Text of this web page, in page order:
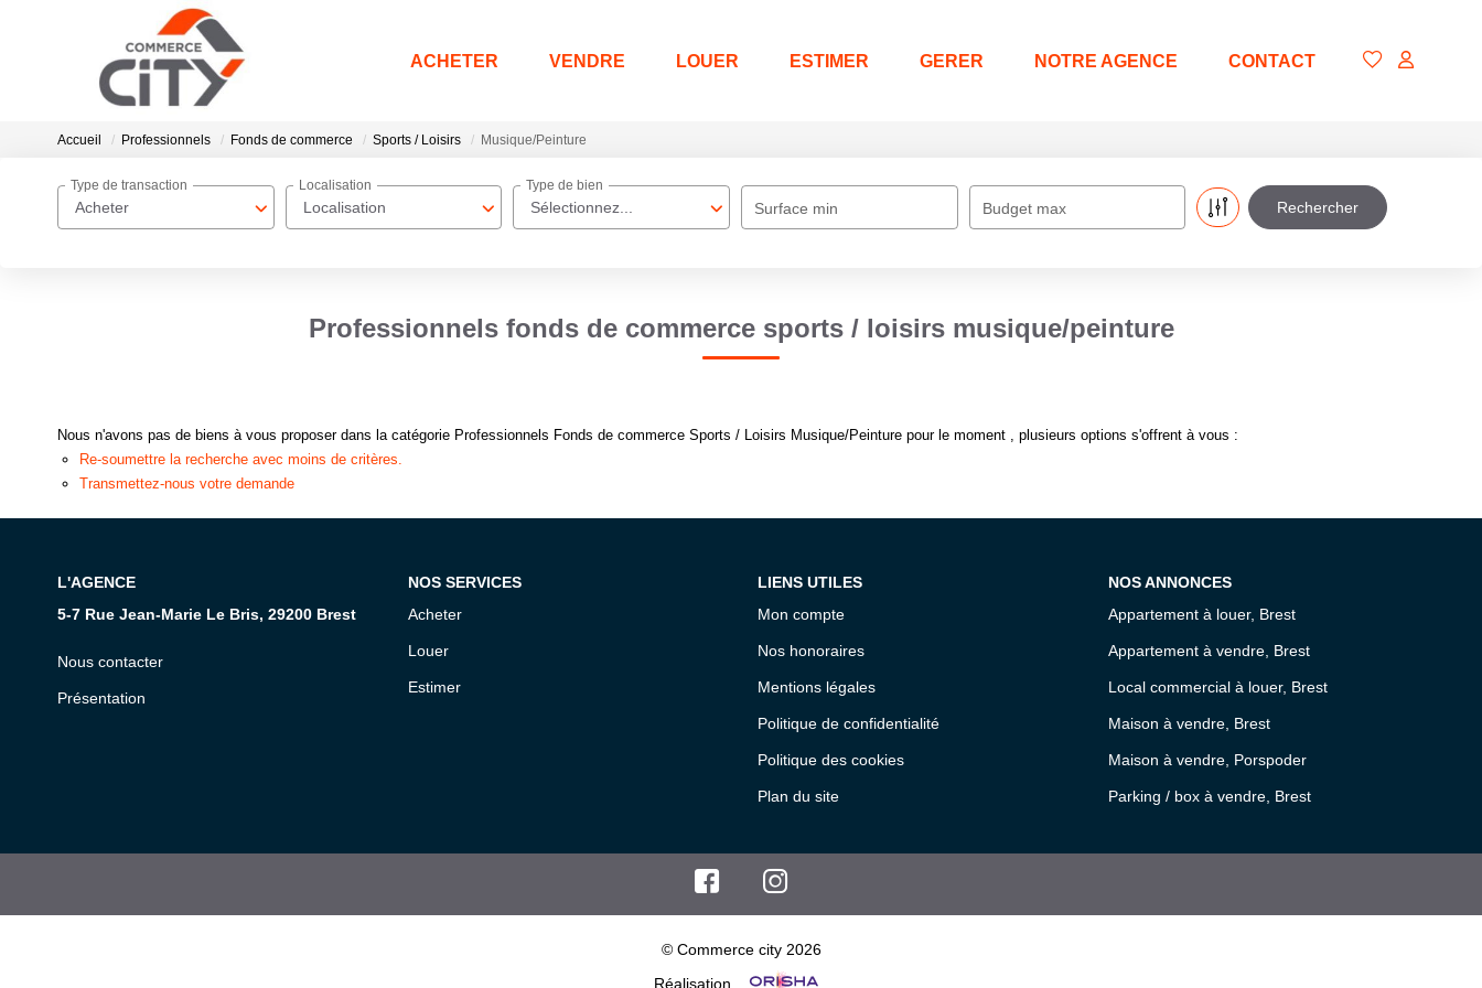
ACHETER VENDRE LOUER ESTIMER GERER NOTRE AGENCE CONTACT
Accueil Professionnels Fonds de commerce Sports / Loisirs Musique/Peinture
Acheter
Type de transaction
Localisation
Localisation
Sélectionnez...
Type de bien
Surface min Budget max
Professionnels fonds de commerce sports / loisirs musique/peinture
Nous n'avons pas de biens à vous proposer dans la catégorie Professionnels Fonds de commerce Sports / Loisirs Musique/Peinture pour le moment , plusieurs options s'offrent à vous :
Re-soumettre la recherche avec moins de critères.
Transmettez-nous votre demande
L'AGENCE
5-7 Rue Jean-Marie Le Bris, 29200 Brest
Nous contacter
Présentation
NOS SERVICES
Acheter
Louer
Estimer
LIENS UTILES
Mon compte
Nos honoraires
Mentions légales
Politique de confidentialité
Politique des cookies
Plan du site
NOS ANNONCES
Appartement à louer, Brest
Appartement à vendre, Brest
Local commercial à louer, Brest
Maison à vendre, Brest
Maison à vendre, Porspoder
Parking / box à vendre, Brest
© Commerce city 2026
Réalisation